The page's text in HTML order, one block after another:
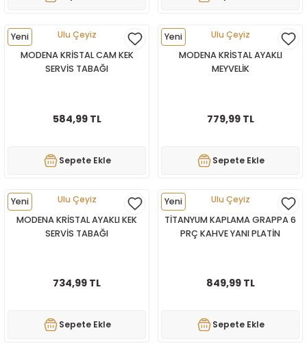
Yeni
Ulu Çeyiz
MODENA KRİSTAL CAM KEK
SERVİS TABAĞI
584,99 TL
Sepete Ekle
Yeni
Ulu Çeyiz
MODENA KRİSTAL AYAKLI
MEYVELİK
779,99 TL
Sepete Ekle
Yeni
Ulu Çeyiz
MODENA KRİSTAL AYAKLI KEK
SERVİS TABAĞI
734,99 TL
Sepete Ekle
Yeni
Ulu Çeyiz
TİTANYUM KAPLAMA GRAPPA 6
PRÇ KAHVE YANI PLATİN
849,99 TL
Sepete Ekle